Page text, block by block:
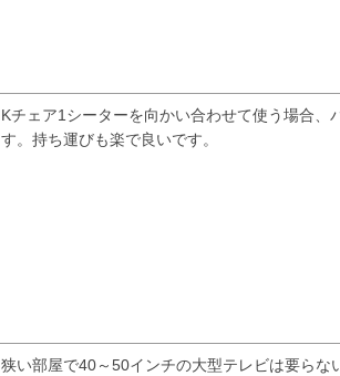
Kチェア1シーターを向かい合わせて使う場合、
す。持ち運びも楽で良いです。
狭い部屋で40～50インチの大型テレビは要らな